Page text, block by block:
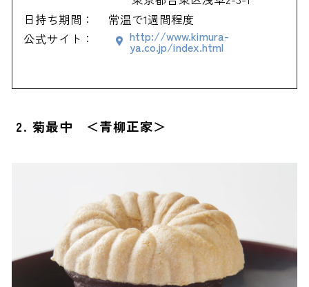
日持ち期間：
常温で1週間程度
公式サイト：
http://www.kimura-
ya.co.jp/index.html
2. 菊最中 ＜青柳正家＞